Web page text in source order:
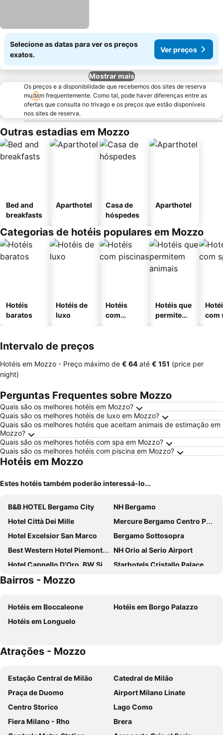
Selecione as datas para ver os preços
exatos.
Ver preços
Mostrar mais
Os preços e a disponibilidade que recebemos dos sites de reserva
mudam frequentemente. Como tal, pode haver diferenças entre as
ofertas que consulta no trivago e os preços que estão disponíveis
nos sites de reserva.
Outras estadias em Mozzo
Bed and
breakfasts
Aparthotel
Casa de
hóspedes
Aparthotel
Categorias de hotéis populares em Mozzo
Hotéis
baratos
Hotéis de
luxo
Hotéis
com
Hotéis que
permitem
com
Intervalo de preços
Hotéis em Mozzo - Preço máximo de ‎€ 64 até ‎€ 151 (price per
night)
Perguntas Frequentes sobre Mozzo
Quais são os melhores hotéis em Mozzo?
Quais são os melhores hotéis de luxo em Mozzo?
Quais são os melhores hotéis que aceitam animais de estimação em
Mozzo?
Quais são os melhores hotéis com spa em Mozzo?
Quais são os melhores hotéis com piscina em Mozzo?
Hotéis em Mozzo
Estes hotéis também poderão interessá-lo...
B&B HOTEL Bergamo City
NH Bergamo
Hotel Città Dei Mille
Mercure Bergamo Centro Palazzo Dolci
Hotel Excelsior San Marco
Bergamo Sottosopra
Best Western Hotel Piemontese
NH Orio al Serio Airport
Hotel Cappello D'Oro, BW Signature Collection
Starhotels Cristallo Palace
Palazzo Santo Spirito
Bes Hotel Bergamo West
Arli Hotel Business and Wellness
La Castellana
Art & Hotel
Casa Mario Lupo
Hotel La Quercia
Country Hotel Castelbarco
AS Hotel Cambiago
Il Sole
Hotel San Giorgio
Art & Hotel
57 Reshotel Orio
Bairros - Mozzo
Hotéis em Boccaleone
Hotéis em Borgo Palazzo
Hotéis em Longuelo
Atrações - Mozzo
Estação Central de Milão
Catedral de Milão
Praça de Duomo
Airport Milano Linate
Centro Storico
Lago Como
Fiera Milano - Rho
Brera